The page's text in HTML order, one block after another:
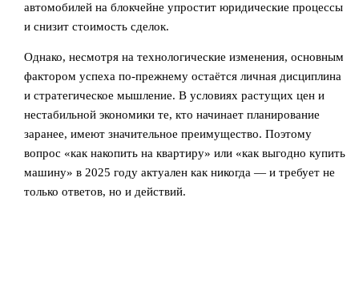
автомобилей на блокчейне упростит юридические процессы
и снизит стоимость сделок.
Однако, несмотря на технологические изменения, основным
фактором успеха по-прежнему остаётся личная дисциплина
и стратегическое мышление. В условиях растущих цен и
нестабильной экономики те, кто начинает планирование
заранее, имеют значительное преимущество. Поэтому
вопрос «как накопить на квартиру» или «как выгодно купить
машину» в 2025 году актуален как никогда — и требует не
только ответов, но и действий.